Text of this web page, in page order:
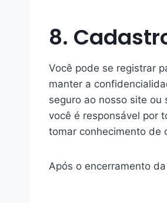
8.
Você pode se registrar
manter a
seguro ao nosso site ou
você é responsável por
tomar conhecimento de
Após o encerramento